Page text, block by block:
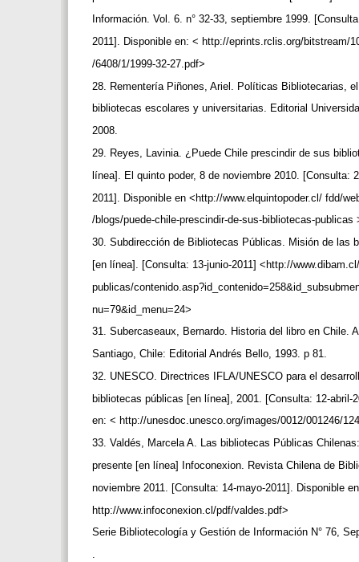
Información. Vol. 6. n° 32-33, septiembre 1999.
2011]. Disponible en: < http://eprints.rclis.org/bitstream/
/6408/1/1999-32-27.pdf>
28. Rementería Piñones, Ariel. Políticas Bibliotecarias,
bibliotecas escolares y universitarias. Editorial
2008.
29. Reyes, Lavinia. ¿Puede Chile prescindir de sus
línea]. El quinto poder, 8 de noviembre 2010. [Consulta:
2011]. Disponible en <http://www.elquintopoder.cl/ fdd/
/blogs/puede-chile-prescindir-de-sus-bibliotecas-publicas
30. Subdirección de Bibliotecas Públicas. Misión de las
[en línea]. [Consulta: 13-junio-2011] <http://
publicas/
nu=79&id_menu=24>
31. Subercaseaux, Bernardo. Historia del libro en Chile.
Santiago, Chile: Editorial Andrés Bello, 1993. p 81.
32. UNESCO. Directrices IFLA/UNESCO para el
bibliotecas públicas [en línea], 2001. [Consulta: 12-abril-
en: < http://unesdoc.unesco.org/images/0012/001246/
33. Valdés, Marcela A. Las bibliotecas Públicas
presente [en línea] Infoconexion. Revista Chilena de
noviembre 2011. [Consulta: 14-mayo-2011]. Disponible
http://www.infoconexion.cl/pdf/valdes.pdf>
Serie Bibliotecología y Gestión de Información N° 76,
.